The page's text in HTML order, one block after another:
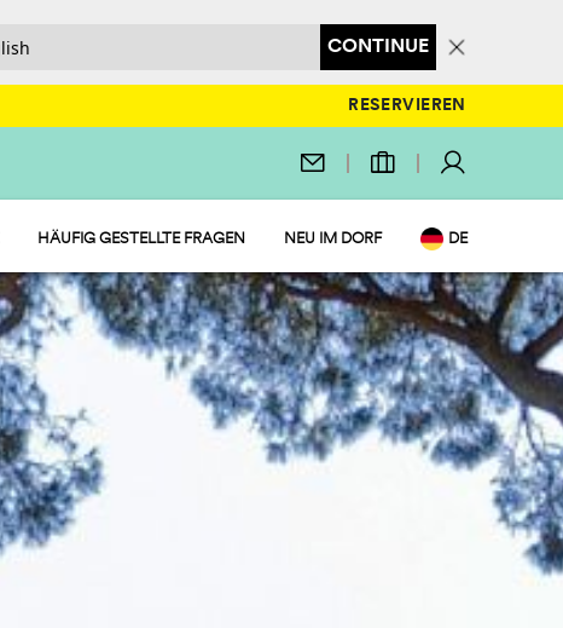
CONTINUE
RESERVIEREN
HÄUFIG GESTELLTE FRAGEN NEU IM DORF DE
IT
NL
FR
PL